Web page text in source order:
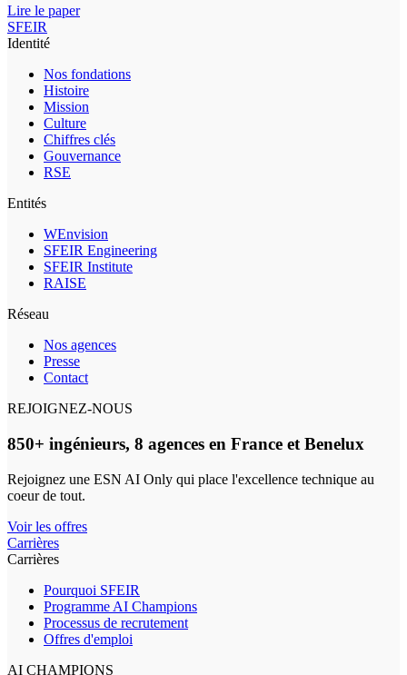
Lire le paper
SFEIR
Identité
Nos fondations
Histoire
Mission
Culture
Chiffres clés
Gouvernance
RSE
Entités
WEnvision
SFEIR Engineering
SFEIR Institute
RAISE
Réseau
Nos agences
Presse
Contact
REJOIGNEZ-NOUS
850+ ingénieurs, 8 agences en France et Benelux
Rejoignez une ESN AI Only qui place l'excellence technique au
coeur de tout.
Voir les offres
Carrières
Carrières
Pourquoi SFEIR
Programme AI Champions
Processus de recrutement
Offres d'emploi
AI CHAMPIONS